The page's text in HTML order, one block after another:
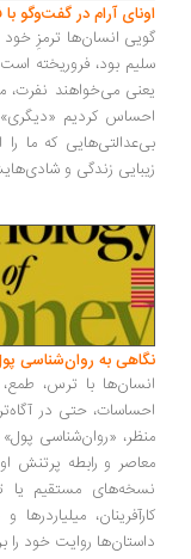
آرام در گفت‌وگو با
انسان‌ها ترمزِ خود را از
بود، فروریخته است. در
می‌خواهند نفرت، محورِ
کردیم «دیگری» بودن
که ما را
زندگی و شادی‌هایش...
به روان‌شناسی پول |
با ترس، طمع،
حتی در آگاه‌ترین
«روان‌شناسی پول» بیش از
و رابطه پرتنش او با
مستقیم یا
میلیاردرها و
روایت خود را